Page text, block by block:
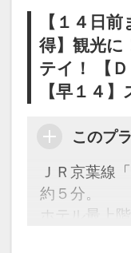
ご予約が必
※取消料対象
消料対象と
をご用意し
ン」を掲載
※ご覧のペー
【１４日
得】観光に
テイ！ 【
【早１４
このプ
ＪＲ京葉線
約５分。
ホテル最上